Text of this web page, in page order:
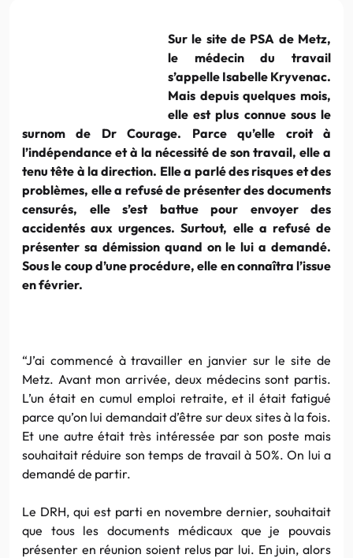
Sur le site de PSA de Metz,
le médecin du travail
s’appelle Isabelle Kryvenac.
Mais depuis quelques mois,
elle est plus connue sous le
surnom de Dr Courage. Parce qu’elle croit à
l’indépendance et à la nécessité de son travail, elle a
tenu tête à la direction. Elle a parlé des risques et des
problèmes, elle a refusé de présenter des documents
censurés, elle s’est battue pour envoyer des
accidentés aux urgences. Surtout, elle a refusé de
présenter sa démission quand on le lui a demandé.
Sous le coup d’une procédure, elle en connaîtra l’issue
en février.
“J’ai commencé à travailler en janvier sur le site de
Metz. Avant mon arrivée, deux médecins sont partis.
L’un était en cumul emploi retraite, et il était fatigué
parce qu’on lui demandait d’être sur deux sites à la fois.
Et une autre était très intéressée par son poste mais
souhaitait réduire son temps de travail à 50%. On lui a
demandé de partir.
Le DRH, qui est parti en novembre dernier, souhaitait
que tous les documents médicaux que je pouvais
présenter en réunion soient relus par lui. En juin, alors